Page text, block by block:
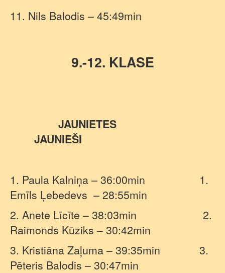
11. Nils Balodis – 45:49min
9.-12. KLASE
JAUNIETES
JAUNIEŠI
1. Paula Kalniņa – 36:00min
1.
Emīls Ļebedevs – 28:55min
2. Anete Līcīte – 38:03min
2.
Raimonds Kūziks – 30:42min
3. Kristiāna Zaļuma – 39:35min
3.
Pēteris Balodis – 30:47min